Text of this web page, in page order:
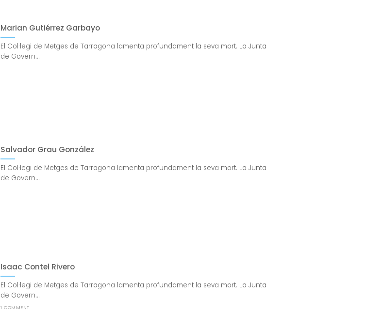
Marian Gutiérrez Garbayo
El Col·legi de Metges de Tarragona lamenta profundament la seva mort. La Junta
de Govern...
Salvador Grau González
El Col·legi de Metges de Tarragona lamenta profundament la seva mort. La Junta
de Govern...
Isaac Contel Rivero
El Col·legi de Metges de Tarragona lamenta profundament la seva mort. La Junta
de Govern...
1 COMMENT